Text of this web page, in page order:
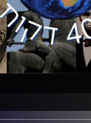
ארצות הברית